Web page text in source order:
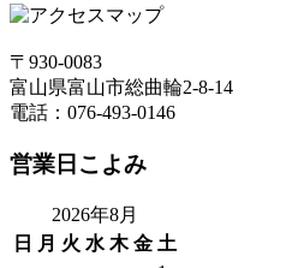
〒930-0083
富山県富山市総曲輪2-8-14
電話：076-493-0146
営業日こよみ
2026年8月
日
月 火 水 木 金 土